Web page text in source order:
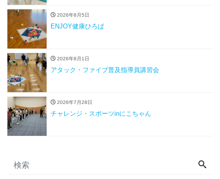
2026年8月5日
ENJOY健康ひろば
2026年8月1日
アタック・ファイブ普及指導員講習会
2026年7月28日
チャレンジ・スポーツinにこちゃん